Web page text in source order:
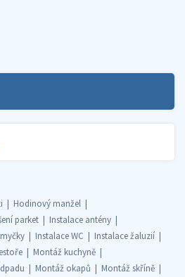
Hodinový manžel
parket
Instalace antény
Instalace WC
Instalace žaluzií
Montáž kuchyně
Montáž okapů
Montáž skříně